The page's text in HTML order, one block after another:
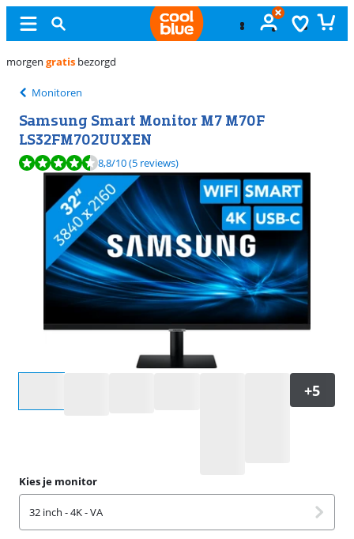
Monitoren
Samsung Smart Monitor M7 M70F
LS32FM702UUXEN
Beoordeling is 8,8 van de 10, gebaseerd op 5 reviews.
8,8/10(5 reviews)
Kies je monitor
32 inch - 4K - VA